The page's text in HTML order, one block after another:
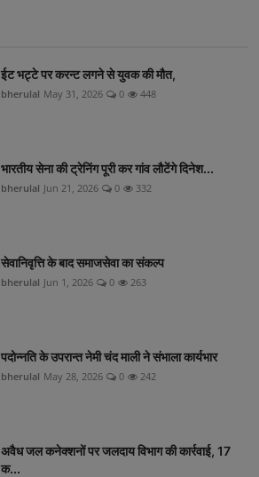
ईट भट्टे पर करन्ट लगने से युवक की मौत,
bherulal May 31, 2026 0 448
भारतीय सेना की ट्रेनिंग पूरी कर गांव लौटेंगे दिनेश...
bherulal Jun 21, 2026 0 332
सेवानिवृत्ति के बाद समाजसेवा का संकल्प
bherulal Jun 1, 2026 0 263
पदोन्नति के उपरान्त नेमी चंद माली ने संभाला कार्यभार
bherulal May 28, 2026 0 242
अवैध जल कनेक्शनों पर जलदाय विभाग की कार्रवाई, 17
क...